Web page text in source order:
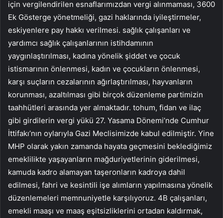
için vergilendirilen esnaflarımızdan vergi alınmaması, 3600
Ek Gösterge yönetmeliği, gazi haklarında iyileştirmeler,
eskiyenlere pay hakkı verilmesi. sağlık çalışanları ve
yardımcı sağlık çalışanlarının istihdamının
yaygınlaştırılması, kadına yönelik şiddet ve çocuk
istismarının önlenmesi, kadın ve çocukların önlenmesi,
karşı suçların cezalarının ağırlaştırılması, hayvanların
korunması, azaltılması gibi birçok düzenleme partimizin
taahhütleri arasında yer almaktadır. tohum, fidan ve ilaç
gibi girdilerin vergi yükü 27. Yasama Dönemi’nde Cumhur
İttifakı’nın oylarıyla Gazi Meclisimizde kabul edilmiştir. Yine
MHP olarak yakın zamanda hayata geçmesini beklediğimiz
emeklilikte yaşayanların mağduriyetlerinin giderilmesi,
kamuda kadro alamayan taşeronların kadroya dahil
edilmesi, fahri ve kesintili işe alımların yapılmasına yönelik
düzenlemeleri memnuniyetle karşılıyoruz. 4B çalışanları,
emekli maaşı ve maaş eşitsizliklerini ortadan kaldırmak,